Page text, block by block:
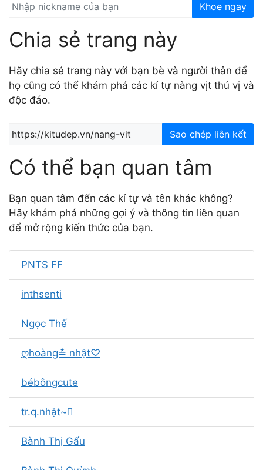
Khoe ngay
Chia sẻ trang này
Hãy chia sẻ trang này với bạn bè và người thân để
họ cũng có thể khám phá các kí tự nàng vịt thú vị và
độc đáo.
Sao chép liên kết
Có thể bạn quan tâm
Bạn quan tâm đến các kí tự và tên khác không?
Hãy khám phá những gợi ý và thông tin liên quan
để mở rộng kiến thức của bạn.
PNTS FF
inthsenti
Ngọc Thế
ღhoàng≛ nhật♡
bébôngcute
tr.q.nhật~
Bành Thị Gấu